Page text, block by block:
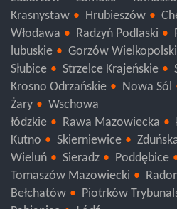
Lubartów Zamość
Krasnystaw
Hrubieszów
Włodawa
Radzyń Podlaski
lubuskie
Gorzów Wielkopolski
Słubice
Strzelce Krajeńskie
Krosno Odrzańskie
Nowa Sól
Żary
Wschowa
łódzkie
Rawa Mazowiecka
Kutno
Skierniewice
Wieluń
Sieradz Poddębice
Tomaszów Mazowiecki
Bełchatów
Piotrków